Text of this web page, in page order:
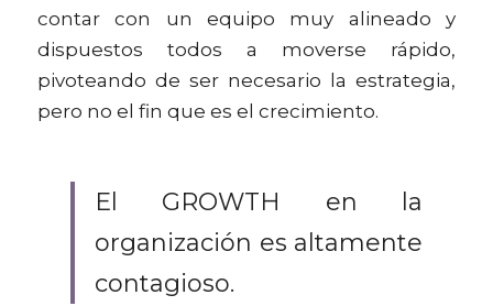
contar con un equipo muy alineado y
dispuestos todos a moverse rápido,
pivoteando de ser necesario la estrategia,
pero no el fin que es el crecimiento.
El GROWTH en la
organización es altamente
contagioso.